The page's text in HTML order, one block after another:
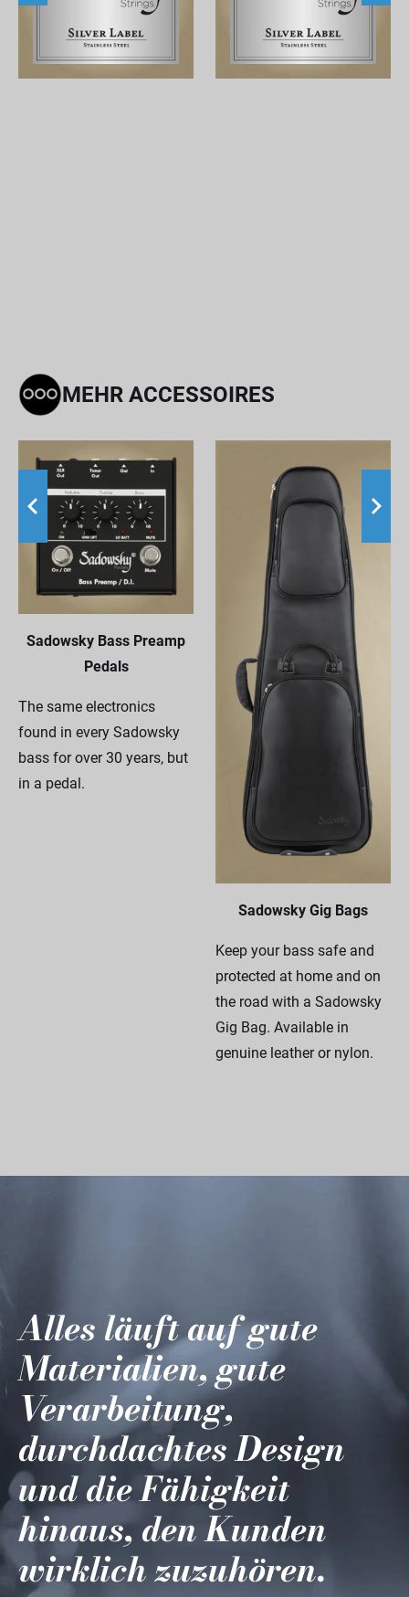
MEHR ACCESSOIRES
Sadowsky Bass Preamp
Pedals
The same electronics
found in every Sadowsky
bass for over 30 years, but
in a pedal.
Sadowsky Gig Bags
Keep your bass safe and
protected at home and on
the road with a Sadowsky
Gig Bag. Available in
genuine leather or nylon.
Alles läuft auf gute
Materialien, gute
Verarbeitung,
durchdachtes Design
und die Fähigkeit
hinaus, den Kunden
wirklich zuzuhören.